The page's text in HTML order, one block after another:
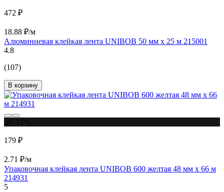
472 ₽
18.88 ₽/м
Алюминиевая клейкая лента UNIBOB 50 мм х 25 м 215001
4.8
(107)
В корзину
179 ₽
2.71 ₽/м
Упаковочная клейкая лента UNIBOB 600 желтая 48 мм х 66 м
214931
5